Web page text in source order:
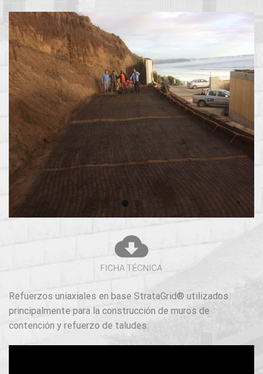
Refuerzos uniaxiales en base StrataGrid® utilizados
principalmente para la construcción de muros de
contención y refuerzo de taludes.